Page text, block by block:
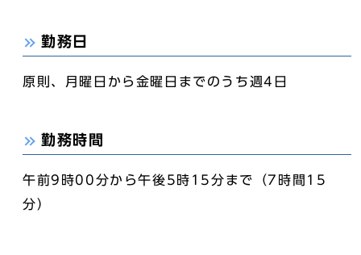
勤務日
原則、月曜日から金曜日までのうち週4日
勤務時間
午前9時00分から午後5時15分まで（7時間15
分）